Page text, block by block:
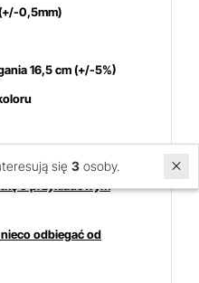
0,5mm)
16,5 cm (+/-5%)
o przykładowym
odbiegać od
się 3 osoby.